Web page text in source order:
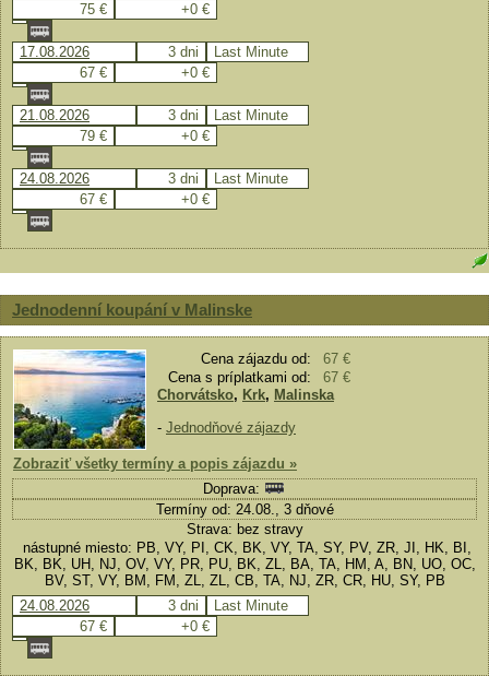
75 €
+0 €
17.08.2026 3 dni
Last Minute
67 €
+0 €
21.08.2026 3 dni
Last Minute
79 €
+0 €
24.08.2026 3 dni
Last Minute
67 €
+0 €
Jednodenní koupání v Malinske
Cena zájazdu od:
67 €
Cena s príplatkami od:
67 €
Chorvátsko, Krk, Malinska
- Jednodňové zájazdy
Zobraziť všetky termíny a popis zájazdu »
Doprava:
Termíny od: 24.08., 3 dňové
Strava: bez stravy
nástupné miesto: PB, VY, PI, CK, BK, VY, TA, SY, PV, ZR, JI, HK, BI,
BK, BK, UH, NJ, OV, VY, PR, PU, BK, ZL, BA, TA, HM, A, BN, UO, OC,
BV, ST, VY, BM, FM, ZL, ZL, CB, TA, NJ, ZR, CR, HU, SY, PB
24.08.2026
3 dni
Last Minute
67 €
+0 €